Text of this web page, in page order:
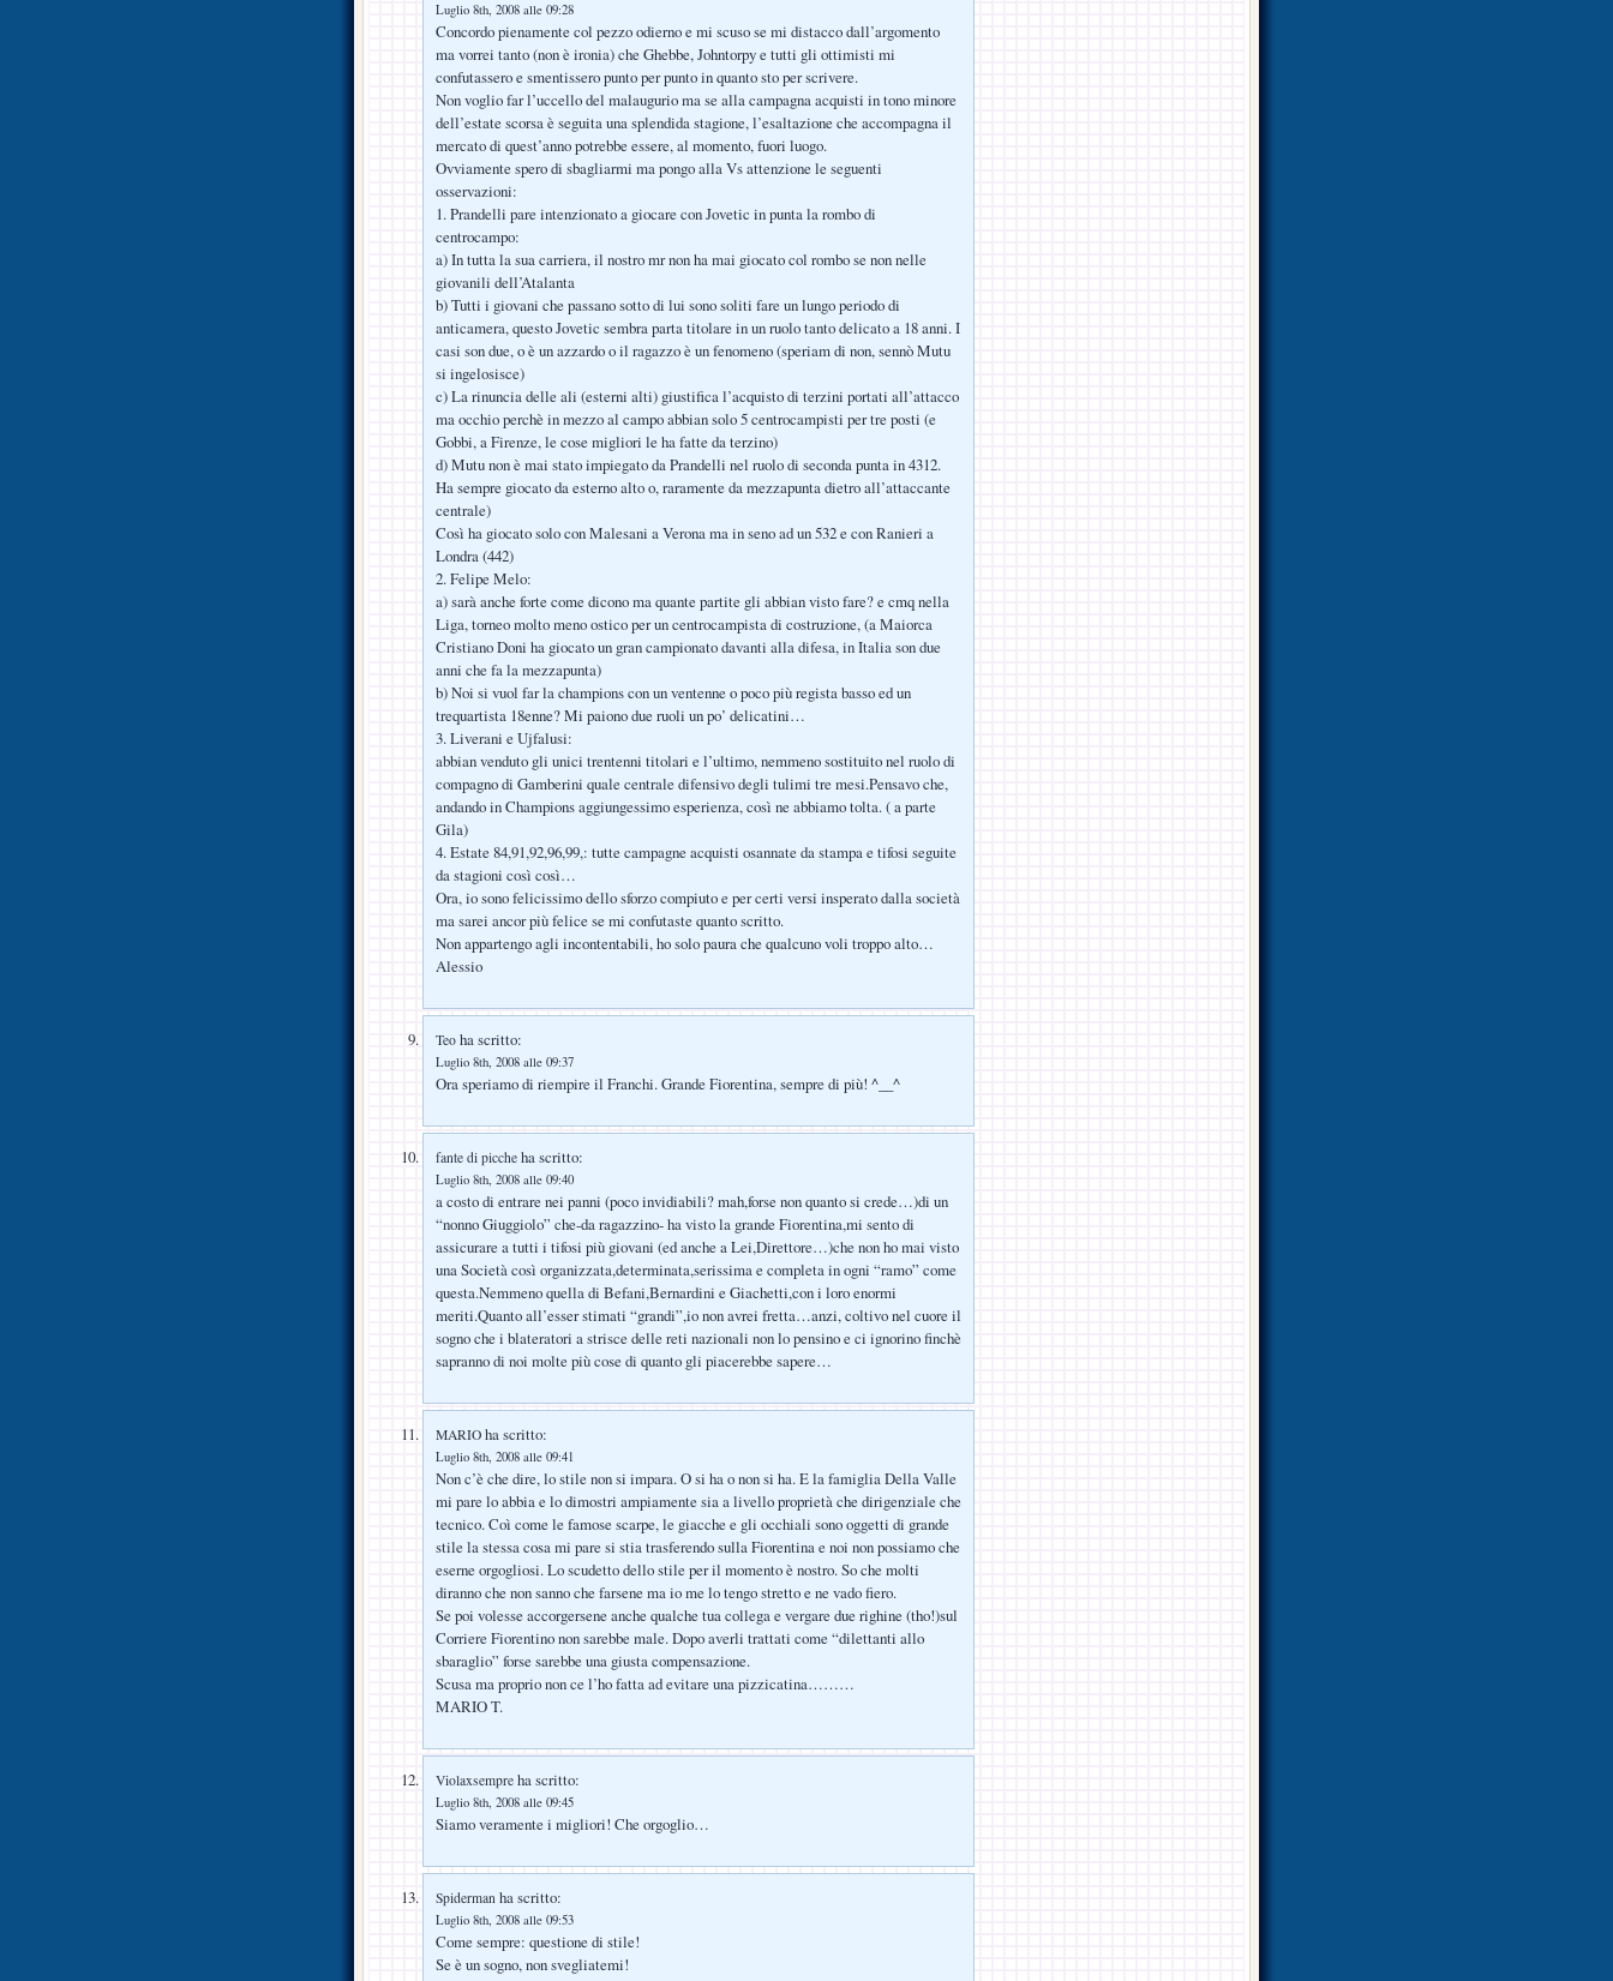
Luglio 8th, 2008 alle 09:28
Concordo pienamente col pezzo odierno e mi scuso se mi distacco dall’argomento
ma vorrei tanto (non è ironia) che Ghebbe, Johntorpy e tutti gli ottimisti mi
confutassero e smentissero punto per punto in quanto sto per scrivere.
Non voglio far l’uccello del malaugurio ma se alla campagna acquisti in tono minore
dell’estate scorsa è seguita una splendida stagione, l’esaltazione che accompagna il
mercato di quest’anno potrebbe essere, al momento, fuori luogo.
Ovviamente spero di sbagliarmi ma pongo alla Vs attenzione le seguenti
osservazioni:
1. Prandelli pare intenzionato a giocare con Jovetic in punta la rombo di
centrocampo:
a) In tutta la sua carriera, il nostro mr non ha mai giocato col rombo se non nelle
giovanili dell’Atalanta
b) Tutti i giovani che passano sotto di lui sono soliti fare un lungo periodo di
anticamera, questo Jovetic sembra parta titolare in un ruolo tanto delicato a 18 anni. I
casi son due, o è un azzardo o il ragazzo è un fenomeno (speriam di non, sennò Mutu
si ingelosisce)
c) La rinuncia delle ali (esterni alti) giustifica l’acquisto di terzini portati all’attacco
ma occhio perchè in mezzo al campo abbian solo 5 centrocampisti per tre posti (e
Gobbi, a Firenze, le cose migliori le ha fatte da terzino)
d) Mutu non è mai stato impiegato da Prandelli nel ruolo di seconda punta in 4312.
Ha sempre giocato da esterno alto o, raramente da mezzapunta dietro all’attaccante
centrale)
Così ha giocato solo con Malesani a Verona ma in seno ad un 532 e con Ranieri a
Londra (442)
2. Felipe Melo:
a) sarà anche forte come dicono ma quante partite gli abbian visto fare? e cmq nella
Liga, torneo molto meno ostico per un centrocampista di costruzione, (a Maiorca
Cristiano Doni ha giocato un gran campionato davanti alla difesa, in Italia son due
anni che fa la mezzapunta)
b) Noi si vuol far la champions con un ventenne o poco più regista basso ed un
trequartista 18enne? Mi paiono due ruoli un po’ delicatini…
3. Liverani e Ujfalusi:
abbian venduto gli unici trentenni titolari e l’ultimo, nemmeno sostituito nel ruolo di
compagno di Gamberini quale centrale difensivo degli tulimi tre mesi.Pensavo che,
andando in Champions aggiungessimo esperienza, così ne abbiamo tolta. ( a parte
Gila)
4. Estate 84,91,92,96,99,: tutte campagne acquisti osannate da stampa e tifosi seguite
da stagioni così così…
Ora, io sono felicissimo dello sforzo compiuto e per certi versi insperato dalla società
ma sarei ancor più felice se mi confutaste quanto scritto.
Non appartengo agli incontentabili, ho solo paura che qualcuno voli troppo alto…
Alessio
Teo ha scritto:
Luglio 8th, 2008 alle 09:37
Ora speriamo di riempire il Franchi. Grande Fiorentina, sempre di più! ^__^
fante di picche ha scritto:
Luglio 8th, 2008 alle 09:40
a costo di entrare nei panni (poco invidiabili? mah,forse non quanto si crede…)di un
“nonno Giuggiolo” che-da ragazzino- ha visto la grande Fiorentina,mi sento di
assicurare a tutti i tifosi più giovani (ed anche a Lei,Direttore…)che non ho mai visto
una Società così organizzata,determinata,serissima e completa in ogni “ramo” come
questa.Nemmeno quella di Befani,Bernardini e Giachetti,con i loro enormi
meriti.Quanto all’esser stimati “grandi”,io non avrei fretta…anzi, coltivo nel cuore il
sogno che i blateratori a strisce delle reti nazionali non lo pensino e ci ignorino finchè
sapranno di noi molte più cose di quanto gli piacerebbe sapere…
MARIO ha scritto:
Luglio 8th, 2008 alle 09:41
Non c’è che dire, lo stile non si impara. O si ha o non si ha. E la famiglia Della Valle
mi pare lo abbia e lo dimostri ampiamente sia a livello proprietà che dirigenziale che
tecnico. Coì come le famose scarpe, le giacche e gli occhiali sono oggetti di grande
stile la stessa cosa mi pare si stia trasferendo sulla Fiorentina e noi non possiamo che
eserne orgogliosi. Lo scudetto dello stile per il momento è nostro. So che molti
diranno che non sanno che farsene ma io me lo tengo stretto e ne vado fiero.
Se poi volesse accorgersene anche qualche tua collega e vergare due righine (tho!)sul
Corriere Fiorentino non sarebbe male. Dopo averli trattati come “dilettanti allo
sbaraglio” forse sarebbe una giusta compensazione.
Scusa ma proprio non ce l’ho fatta ad evitare una pizzicatina………
MARIO T.
Violaxsempre ha scritto:
Luglio 8th, 2008 alle 09:45
Siamo veramente i migliori! Che orgoglio…
Spiderman ha scritto:
Luglio 8th, 2008 alle 09:53
Come sempre: questione di stile!
Se è un sogno, non svegliatemi!